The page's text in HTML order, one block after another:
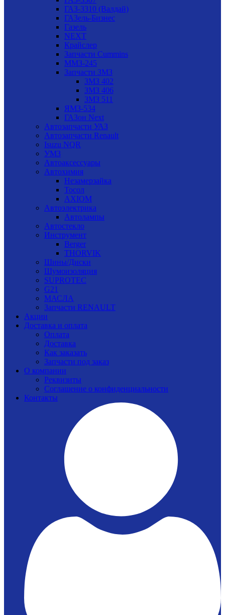
ГАЗ-3310 (Валдай)
ГАЗель-Бизнес
Газель
NEXT
Крайслер
Запчасти Cummins
ММЗ-245
Запчасти ЗМЗ
ЗМЗ 402
ЗМЗ 406
ЗМЗ 511
ЯМЗ-534
ГАЗон Next
Автозапчасти УАЗ
Автозапчасти Renault
Isuzu NQR
УМЗ
Автоаксессуары
Автохимия
Незамерзайка
Тосол
AXIOM
Автоэлектрика
Автолампы
Автостекло
Инструмент
Berger
THORVIK
Шины/Диски
Шумоизоляция
SUPROTEC
G21
МАСЛА
Запчасти RENAULT
Акции
Доставка и оплата
Оплата
Доставка
Как заказать
Запчасти под заказ
О компании
Реквизиты
Соглашение о конфиденциальности
Контакты